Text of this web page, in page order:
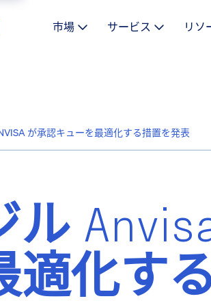
市場 サービス リソ
が承認キューを最適化する措置を発表
ル
適化す